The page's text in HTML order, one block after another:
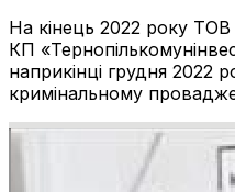
На кінець 2022 року
КП
наприкінці грудня
кримінальному